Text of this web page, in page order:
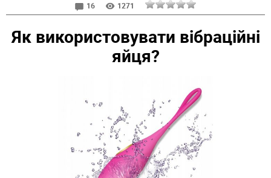
16
1271
Як використовувати вібраційні
яйця?